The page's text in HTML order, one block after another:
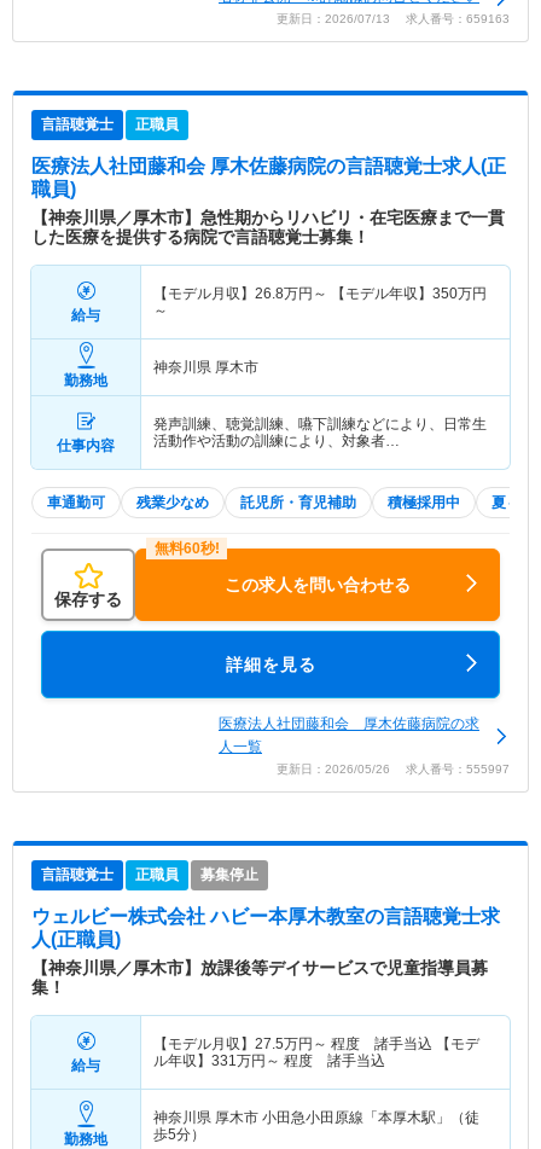
更新日：2026/07/13 求人番号：659163
言語聴覚士 正職員
医療法人社団藤和会 厚木佐藤病院の言語聴覚士求人(正
職員)
【神奈川県／厚木市】急性期からリハビリ・在宅医療まで一貫
した医療を提供する病院で言語聴覚士募集！
給与
【モデル月収】 26.8万円～ 【モデル年収】 350万円
～
勤務地
神奈川県 厚木市
仕事内容
発声訓練、聴覚訓練、嚥下訓練などにより、日常生
活動作や活動の訓練により、対象者…
車通勤可 残業少なめ 託児所・育児補助 積極採用中 夏～秋
保存する
この求人を問い合わせる
詳細を見る
医療法人社団藤和会 厚木佐藤病院の求
人一覧
更新日：2026/05/26 求人番号：555997
言語聴覚士 正職員 募集停止
ウェルビー株式会社 ハビー本厚木教室の言語聴覚士求
人(正職員)
【神奈川県／厚木市】放課後等デイサービスで児童指導員募
集！
給与
【モデル月収】 27.5万円～ 程度 諸手当込 【モデ
ル年収】 331万円～ 程度 諸手当込
勤務地
神奈川県 厚木市 小田急小田原線「本厚木駅」（徒
歩5分）